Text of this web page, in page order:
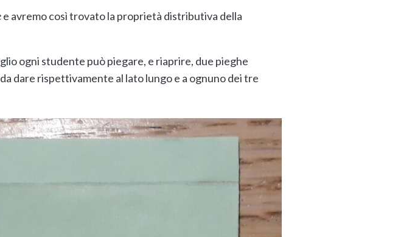
e avremo così trovato la proprietà distributiva della
ogni studente può piegare, e riaprire, due pieghe
da dare rispettivamente al lato lungo e a ognuno dei tre